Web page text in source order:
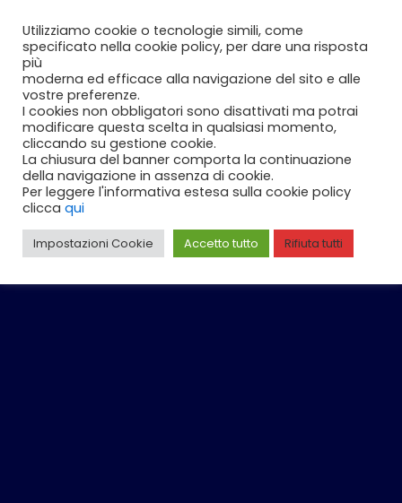
contenuto
Utilizziamo cookie o tecnologie simili, come
specificato nella cookie policy, per dare una risposta
più
moderna ed efficace alla navigazione del sito e alle
vostre preferenze.
I cookies non obbligatori sono disattivati ma potrai
modificare questa scelta in qualsiasi momento,
cliccando su gestione cookie.
La chiusura del banner comporta la continuazione
della navigazione in assenza di cookie.
Per leggere l'informativa estesa sulla cookie policy
clicca qui
Impostazioni Cookie Accetto tutto Rifiuta tutti